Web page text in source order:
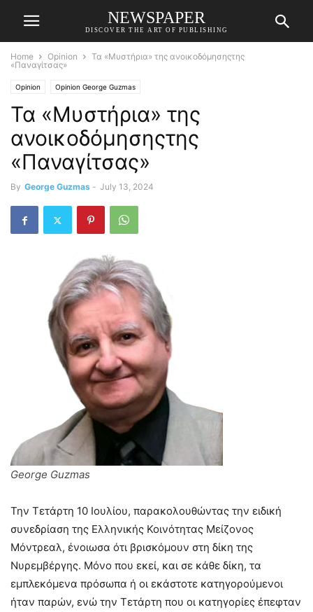
NEWSPAPER
DISCOVER THE ART OF PUBLISHING
Home Opinion
Τα «Μυστήρια» της ανοικοδόμησηςτης
«Παναγίτσας»
Opinion Opinion George Guzmas
Τα «Μυστήρια» της
ανοικοδόμησηςτης
«Παναγίτσας»
By George Guzmas - July 13, 2024
George Guzmas
Την Τετάρτη 10 Ιουλίου, παρακολουθώντας την ειδική
συνεδρίαση της Ελληνικής Κοινότητας Μείζονος
Μόντρεαλ, ένοιωσα ότι βρισκόμουν στη δίκη της
Νυρεμβέργης. Μόνο που εκεί, και σε κάθε δίκη, τα
εμπλεκόμενα πρόσωπα ή οι εκάστοτε κατηγορούμενοι
ήταν παρών, ενώ την Τετάρτη που οι κατηγορίες έπεφταν